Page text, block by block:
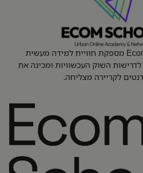
מכללת Ecom School מספקת חוויית למידה מעשית
השוק העכשוויות ומכינה את
לקריירה מצליחה.